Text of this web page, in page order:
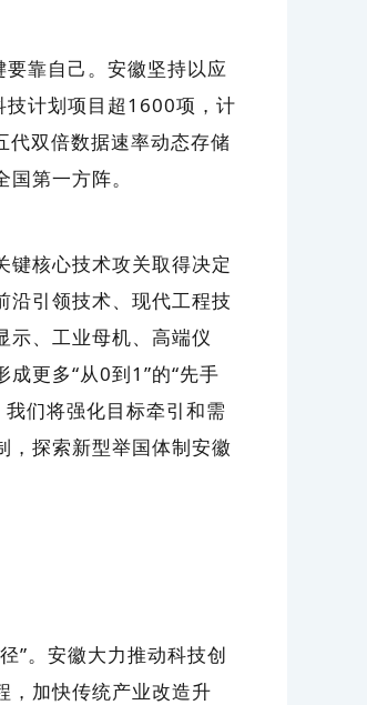
靠自己。安徽坚持以应
技计划项目超1600项，计
代双倍数据速率动态存储
第一方阵。
核心技术攻关取得决定
沿引领技术、现代工程技
示、工业母机、高端仪
更多“从0到1”的“先手
我们将强化目标牵引和需
，探索新型举国体制安徽
”。安徽大力推动科技创
，加快传统产业改造升